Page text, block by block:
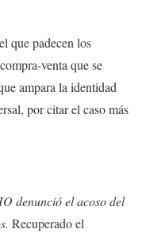
que padecen los
venta que se
ampara la identidad
por citar el caso más
denunció el acoso del
Recuperado el